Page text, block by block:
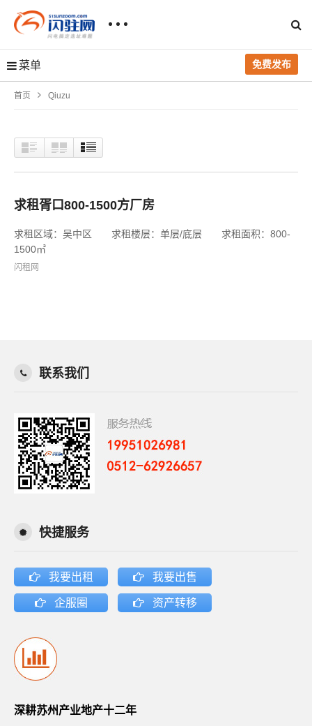
菜单 免费发布
首页 Qiuzu
求租胥口800-1500方厂房
求租区域：吴中区 求租楼层：单层/底层 求租面积：800-
1500㎡
闪租网
联系我们
快捷服务
我要出租 我要出售
企服圈 资产转移
深耕苏州产业地产十二年